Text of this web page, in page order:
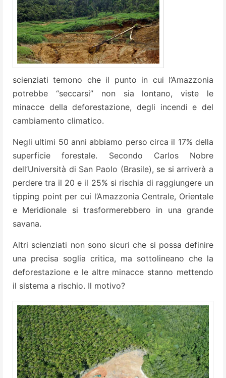
scienziati temono che il punto in cui l’Amazzonia
potrebbe “seccarsi” non sia lontano, viste le
minacce della deforestazione, degli incendi e del
cambiamento climatico.
Negli ultimi 50 anni abbiamo perso circa il 17% della
superficie forestale. Secondo Carlos Nobre
dell’Università di San Paolo (Brasile), se si arriverà a
perdere tra il 20 e il 25% si rischia di raggiungere un
tipping point per cui l’Amazzonia Centrale, Orientale
e Meridionale si trasformerebbero in una grande
savana.
Altri scienziati non sono sicuri che si possa definire
una precisa soglia critica, ma sottolineano che la
deforestazione e le altre minacce stanno mettendo
il sistema a rischio. Il motivo?